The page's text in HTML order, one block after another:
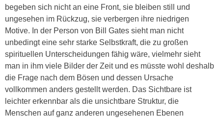
begeben sich nicht an eine Front, sie bleiben still und
ungesehen im Rückzug, sie verbergen ihre niedrigen
Motive. In der Person von Bill Gates sieht man nicht
unbedingt eine sehr starke Selbstkraft, die zu großen
spirituellen Unterscheidungen fähig wäre, vielmehr sieht
man in ihm viele Bilder der Zeit und es müsste wohl deshalb
die Frage nach dem Bösen und dessen Ursache
vollkommen anders gestellt werden. Das Sichtbare ist
leichter erkennbar als die unsichtbare Struktur, die
Menschen auf ganz anderen ungesehenen Ebenen